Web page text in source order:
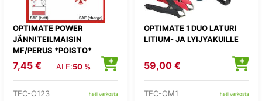
OPTIMATE POWER
JÄNNITEILMAISIN
MF/PERUS *POISTO*
7,45 € ALE:50 %
TEC-O123 heti verkosta
OPTIMATE 1 DUO LATURI
LITIUM- JA LYIJYAKUILLE
59,00 €
TEC-OM1 heti verkosta